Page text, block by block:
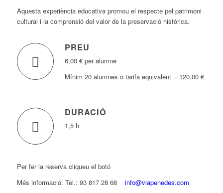
Aquesta experiència educativa promou el respecte pel patrimoni
cultural i la comprensió del valor de la preservació històrica.
PREU
6,00 € per alumne
Mínim 20 alumnes o tarifa equivalent = 120,00 €
DURACIÓ
1,5 h
Per fer la reserva cliqueu el botó
Més informació: Tel.: 93 817 28 68 info@viapenedes.com